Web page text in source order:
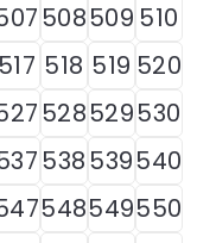
508509 510
517 518 519 520
528529530
538539540
548549550